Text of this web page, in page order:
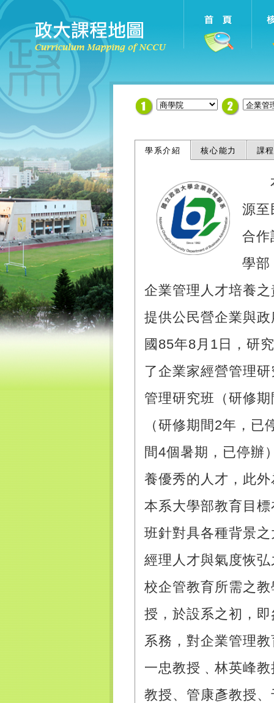
學系介紹 核心能力 課
本
源至
合作
學部
企業管理人才培養
提供公民營企業與
國85年8月1日，研
了企業家經營管理
管理研究班（研修
（研修期間2年，
間4個暑期，已停辦
養優秀的人才，此
本系大學部教育目
班針對具各種背景
經理人才與氣度恢
校企管教育所需之
授，於設系之初，
系務，對企業管理
一忠教授﹑林英峰
教授、管康彥教授